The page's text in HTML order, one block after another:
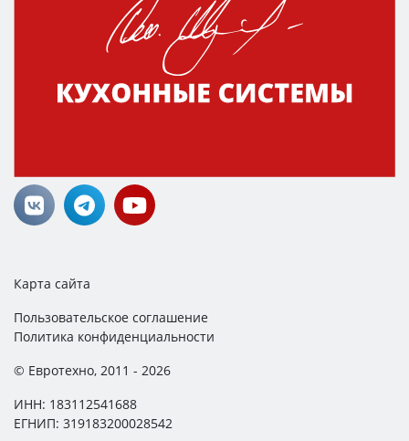
Карта сайта
Пользовательское соглашение
Политика конфиденциальности
© Евротехно, 2011 - 2026
ИНН: 183112541688
ЕГНИП: 319183200028542